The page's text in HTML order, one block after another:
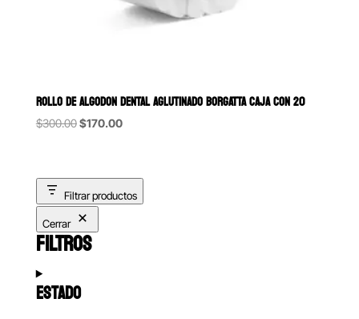
ROLLO DE ALGODON DENTAL AGLUTINADO BORGATTA CAJA CON 20
$300.00Original
$300.00.
$170.00Current
$170.00.
Filtrar productos
Cerrar
FILTROS
ESTADO